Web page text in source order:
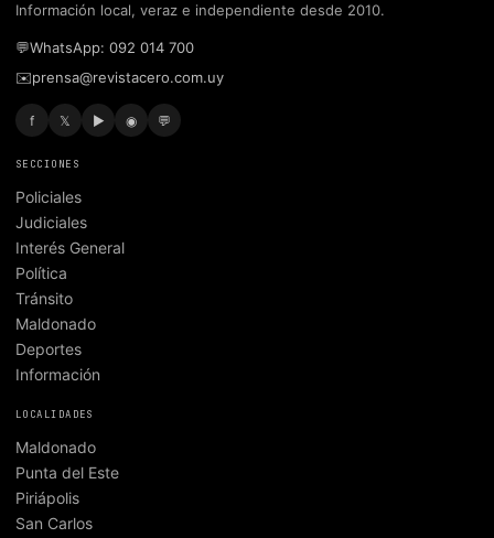
Información local, veraz e independiente desde 2010.
💬WhatsApp: 092 014 700
✉️prensa@revistacero.com.uy
f 𝕏 ▶ ◉ 💬
SECCIONES
Policiales
Judiciales
Interés General
Política
Tránsito
Maldonado
Deportes
Información
LOCALIDADES
Maldonado
Punta del Este
Piriápolis
San Carlos